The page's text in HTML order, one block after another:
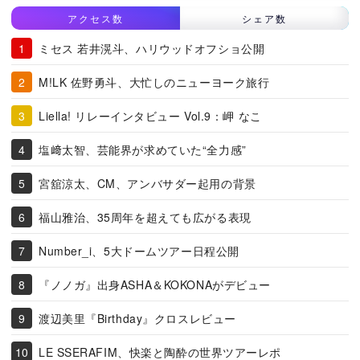
アクセス数 シェア数
ミセス 若井滉斗、ハリウッドオフショ公開
M!LK 佐野勇斗、大忙しのニューヨーク旅行
Liella! リレーインタビュー Vol.9：岬 なこ
塩﨑太智、芸能界が求めていた“全力感”
宮舘涼太、CM、アンバサダー起用の背景
福山雅治、35周年を超えても広がる表現
Number_i、5大ドームツアー日程公開
『ノノガ』出身ASHA＆KOKONAがデビュー
渡辺美里『Birthday』クロスレビュー
LE SSERAFIM、快楽と陶酔の世界ツアーレポ